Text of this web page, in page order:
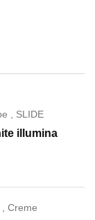
SLIDE
illumina
,Creme